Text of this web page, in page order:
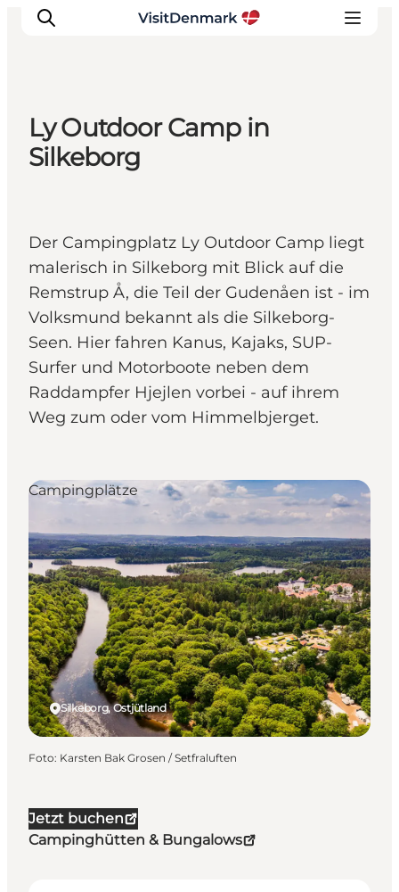
Inspiration
Reiseplanung
Ly Outdoor Camp in
Silkeborg
Der Campingplatz Ly Outdoor Camp liegt
malerisch in Silkeborg mit Blick auf die
Remstrup Å, die Teil der Gudenåen ist - im
Volksmund bekannt als die Silkeborg-
Seen. Hier fahren Kanus, Kajaks, SUP-
Surfer und Motorboote neben dem
Raddampfer Hjejlen vorbei - auf ihrem
Weg zum oder vom Himmelbjerget.
Jetzt buchen
Campinghütten & Bungalows
Silkeborg, Ostjütland
Campingplätze
Foto: Karsten Bak Grosen / Setfraluften